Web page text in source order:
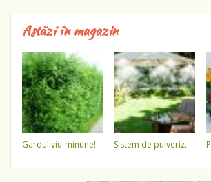
Astăzi în magazin
gardul viu-minune! sistem de pulverizare a apei